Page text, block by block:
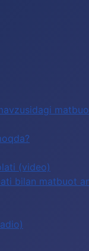
(video)
bilan matbuot